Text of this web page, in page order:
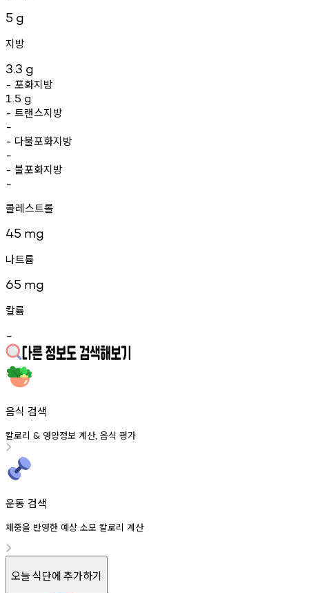
5 g
지방
3.3 g
- 포화지방
1.5 g
- 트랜스지방
-
- 다불포화지방
-
- 불포화지방
-
콜레스트롤
45 mg
나트륨
65 mg
칼륨
-
음식 검색
칼로리 & 영양정보 계산, 음식 평가
운동 검색
체중을 반영한 예상 소모 칼로리 계산
오늘 식단에 추가하기